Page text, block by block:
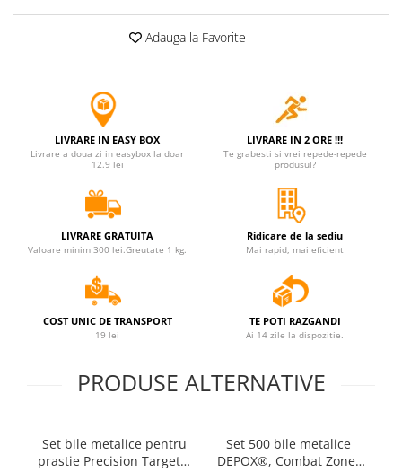
Adauga la Favorite
LIVRARE IN EASY BOX
Livrare a doua zi in easybox la doar
12.9 lei
LIVRARE IN 2 ORE !!!
Te grabesti si vrei repede-repede
produsul?
LIVRARE GRATUITA
Valoare minim 300 lei.Greutate 1 kg.
Ridicare de la sediu
Mai rapid, mai eficient
COST UNIC DE TRANSPORT
19 lei
TE POTI RAZGANDI
Ai 14 zile la dispozitie.
PRODUSE ALTERNATIVE
Set bile metalice pentru
prastie Precision Target 7
Set 500 bile metalice
DEPOX®, Combat Zone,